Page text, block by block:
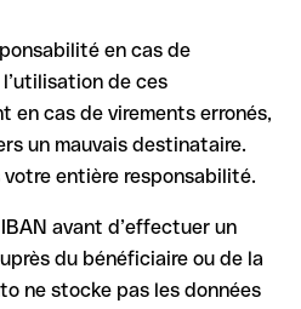
la récupération est plus
des frais
chaque IBAN
de vérification) et confirmez-le
en cas de doute. Cette
particulier pour des montants
commerciales.
en cas de
de ces
en cas de virements erronés,
un mauvais destinataire.
entière responsabilité.
avant d’effectuer un
du bénéficiaire ou de la
ne stocke pas les données